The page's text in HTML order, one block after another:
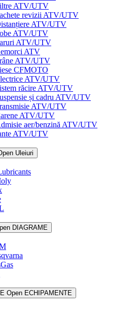
ATV/UTV
revizii ATV/UTV
ATV/UTV
ATV/UTV
ATV/UTV
ATV
ATV/UTV
CFMOTO
ATV/UTV
răcire ATV/UTV
și cadru ATV/UTV
ATV/UTV
ATV/UTV
aer/benzină ATV/UTV
ATV/UTV
Uleiuri
DIAGRAME
Open ECHIPAMENTE